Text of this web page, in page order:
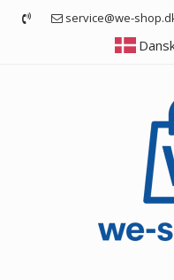
service@we-